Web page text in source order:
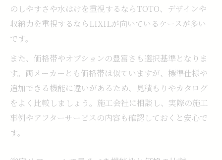
のしやすさや水はけを重視するならTOTO、デザインや
収納力を重視するならLIXILが向いているケースが多い
です。
また、価格帯やオプションの豊富さも選択基準となりま
す。両メーカーとも価格帯は似ていますが、標準仕様や
追加できる機能に違いがあるため、見積もりやカタログ
をよく比較しましょう。施工会社に相談し、実際の施工
事例やアフターサービスの内容も確認しておくと安心で
す。